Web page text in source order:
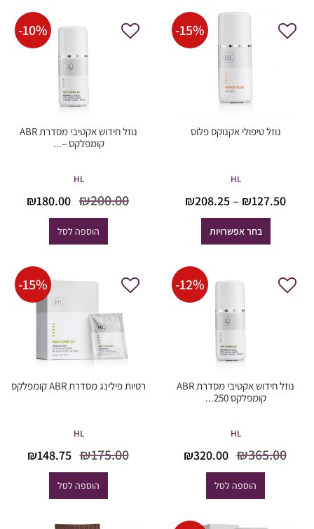
-15%
נוזל טיפולי אקנוקס פלוס
HL
₪127.50
–
₪208.25
בחר אפשרויות
-10%
נוזל חידוש אקטיבי מסדרת ABR
קומפלקס –...
HL
₪200.00
המחיר
היה:
₪200.00.
₪180.00
הוספה לסל
-12%
נוזל חידוש אקטיבי מסדרת ABR
קומפלקס 250...
HL
₪365.00
המחיר
היה:
₪365.00.
₪320.00
הוספה לסל
-15%
רטיות פילינג מסדרת ABR קומפלקס
HL
₪175.00
המחיר
היה:
₪175.00.
₪148.75
הוספה לסל